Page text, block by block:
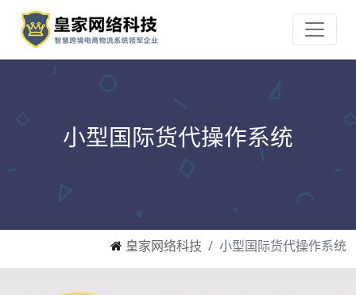
小型国际货代操作系统
皇家网络科技 小型国际货代操作系统